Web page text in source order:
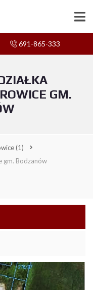
691-865-333
GM.
(1)
gm. Bodzanów